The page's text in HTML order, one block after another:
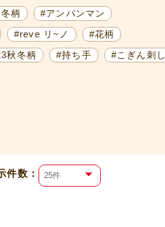
柄
#アンパンマン
#reve リ~ノ
#花柄
秋冬柄 #持ち手
#こぎん刺し
件数：